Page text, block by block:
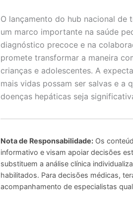
O lançamento do hub nacional de
um marco importante na saúde
diagnóstico precoce e na
promete transformar a maneira
crianças e adolescentes. A
mais vidas possam ser salvas e a
doenças hepáticas seja
Nota de Responsabilidade: Os
informativo e visam apoiar decisões
substituem a análise clínica
habilitados. Para decisões médicas,
acompanhamento de especialistas